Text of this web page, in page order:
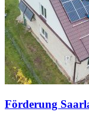
Förderung